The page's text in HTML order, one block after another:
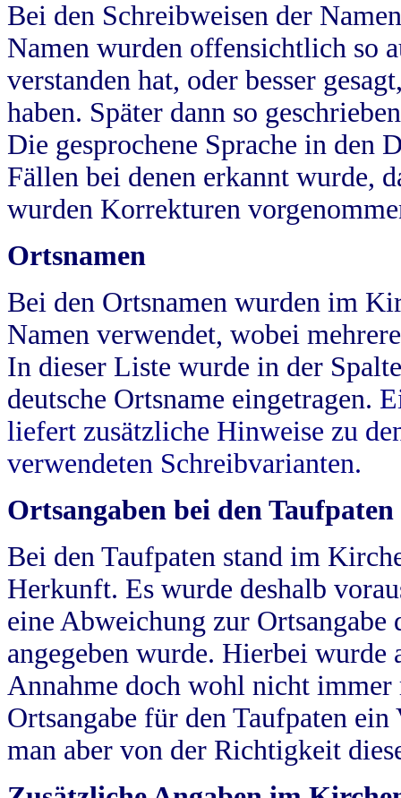
Bei den Schreibweisen der
Namen wurden offensichtlich so
verstanden hat, oder besser
haben. Später dann so
Die gesprochene Sprache in
Fällen bei denen erkannt wurde,
wurden Korrekturen
Ortsnamen
Bei den Ortsnamen wurden im
Namen verwendet, wobei
In dieser Liste wurde in der
deutsche Ortsname eingetragen.
liefert zusätzliche Hinweise zu
verwendeten Schreibvarianten.
Ortsangaben bei den Taufpaten
Bei den Taufpaten stand im
Herkunft. Es wurde deshalb
eine Abweichung zur
angegeben wurde. Hierbei wurde
Annahme doch wohl nicht
Ortsangabe für den Taufpaten
man aber von der Richtigkeit